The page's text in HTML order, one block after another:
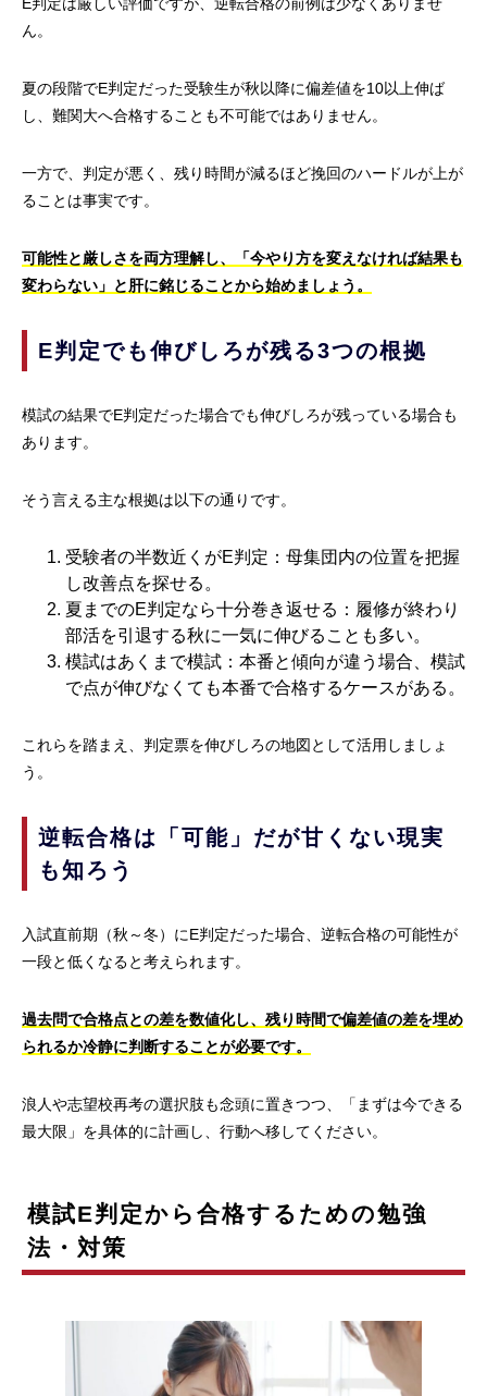
ん。
夏の段階でE判定だった受験生が秋以降に偏差値を10以上伸ば
し、難関大へ合格することも不可能ではありません。
一方で、判定が悪く、残り時間が減るほど挽回のハードルが上が
ることは事実です。
可能性と厳しさを両方理解し、「今やり方を変えなければ結果も
変わらない」と肝に銘じることから始めましょう。
E判定でも伸びしろが残る3つの根拠
模試の結果でE判定だった場合でも伸びしろが残っている場合も
あります。
そう言える主な根拠は以下の通りです。
受験者の半数近くがE判定：母集団内の位置を把握
し改善点を探せる。
夏までのE判定なら十分巻き返せる：履修が終わり
部活を引退する秋に一気に伸びることも多い。
模試はあくまで模試：本番と傾向が違う場合、模試
で点が伸びなくても本番で合格するケースがある。
これらを踏まえ、判定票を伸びしろの地図として活用しましょ
う。
逆転合格は「可能」だが甘くない現実
も知ろう
入試直前期（秋～冬）にE判定だった場合、逆転合格の可能性が
一段と低くなると考えられます。
過去問で合格点との差を数値化し、残り時間で偏差値の差を埋め
られるか冷静に判断することが必要です。
浪人や志望校再考の選択肢も念頭に置きつつ、「まずは今できる
最大限」を具体的に計画し、行動へ移してください。
模試E判定から合格するための勉強
法・対策